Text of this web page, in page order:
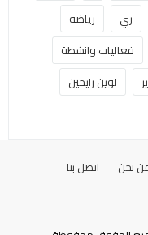
ري
رياضه
فعاليات وانشطة
لوين رايحين
نحن اتصل بنا